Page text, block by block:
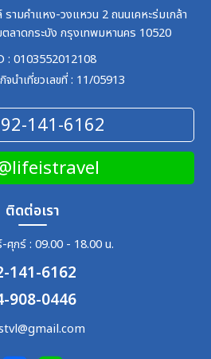
ามคำแหง-วงแหวน 2 ถนนเคหะร่มเกล้า
ลาดกระบัง กรุงเทพมหานคร 10520
: 0103552012108
นำเที่ยวเลขที่ : 11/05913
141-6162
ติดต่อเรา
ศุกร์ : 09.00 - 18.00 น.
141-6162
908-0446